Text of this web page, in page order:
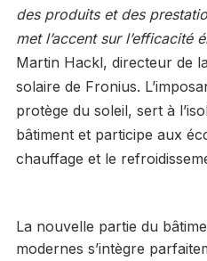
des produits et des
met l’accent sur l’efficacité
Martin Hackl, directeur de
solaire de Fronius.
protège du soleil, sert à
bâtiment et participe aux
chauffage et le
La nouvelle partie du
modernes s’intègre